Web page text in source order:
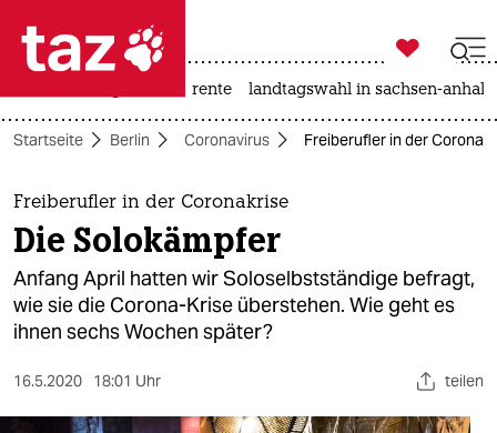
 taz zahl ich
taz zahl ich
themen
politik
öko

taz zahl ich
rente landtagswahl in sachsen-anhalt
Startseite Berlin Coronavirus Freiberufler in der
Freiberufler in der Coronakrise
Die Solokämpfer
Anfang April hatten wir Soloselbstständige befragt,
wie sie die Corona-Krise überstehen. Wie geht es
ihnen sechs Wochen später?
16.5.2020 18:01 Uhr teilen